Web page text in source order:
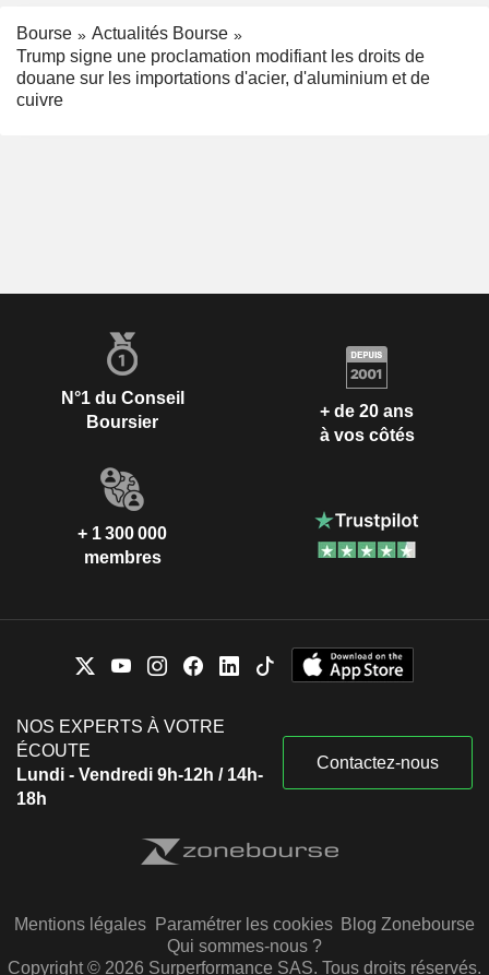
Bourse
Actualités Bourse
Trump signe une proclamation modifiant les droits de
douane sur les importations d'acier, d'aluminium et de
cuivre
N°1 du Conseil
Boursier
+ de 20 ans
à vos côtés
+ 1 300 000
membres
NOS EXPERTS À VOTRE
ÉCOUTE
Lundi - Vendredi 9h-12h / 14h-
18h
Contactez-nous
Mentions légales Paramétrer les cookies Blog Zonebourse
Qui sommes-nous ?
Copyright © 2026 Surperformance SAS. Tous droits réservés.